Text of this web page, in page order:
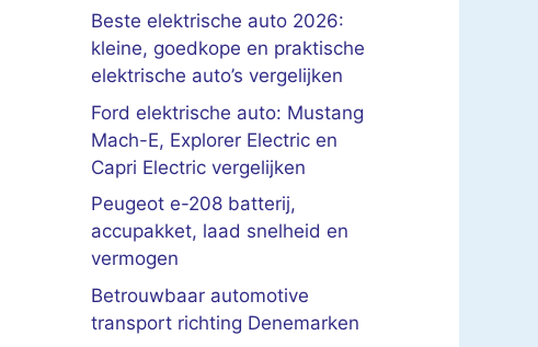
Beste elektrische auto 2026:
kleine, goedkope en praktische
elektrische auto’s vergelijken
Ford elektrische auto: Mustang
Mach-E, Explorer Electric en
Capri Electric vergelijken
Peugeot e-208 batterij,
accupakket, laad snelheid en
vermogen
Betrouwbaar automotive
transport richting Denemarken